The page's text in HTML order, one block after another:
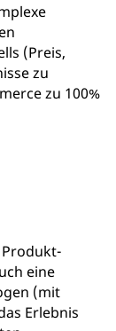
(Preis,
zu
zu 100%
eine
(mit
Erlebnis